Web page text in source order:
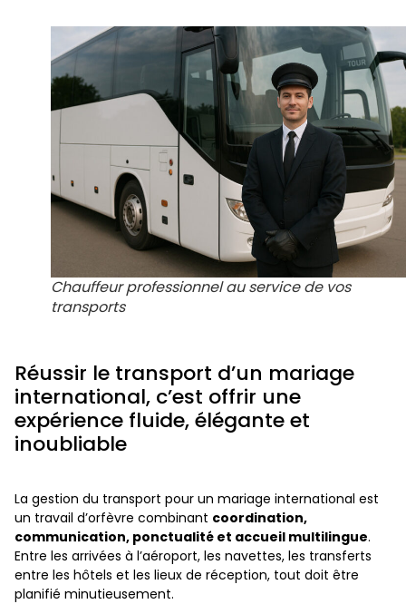
Chauffeur professionnel au service de vos
transports
Réussir le transport d’un mariage
international, c’est offrir une
expérience fluide, élégante et
inoubliable
La gestion du transport pour un mariage international est
un travail d’orfèvre combinant coordination,
communication, ponctualité et accueil multilingue.
Entre les arrivées à l’aéroport, les navettes, les transferts
entre les hôtels et les lieux de réception, tout doit être
planifié minutieusement.